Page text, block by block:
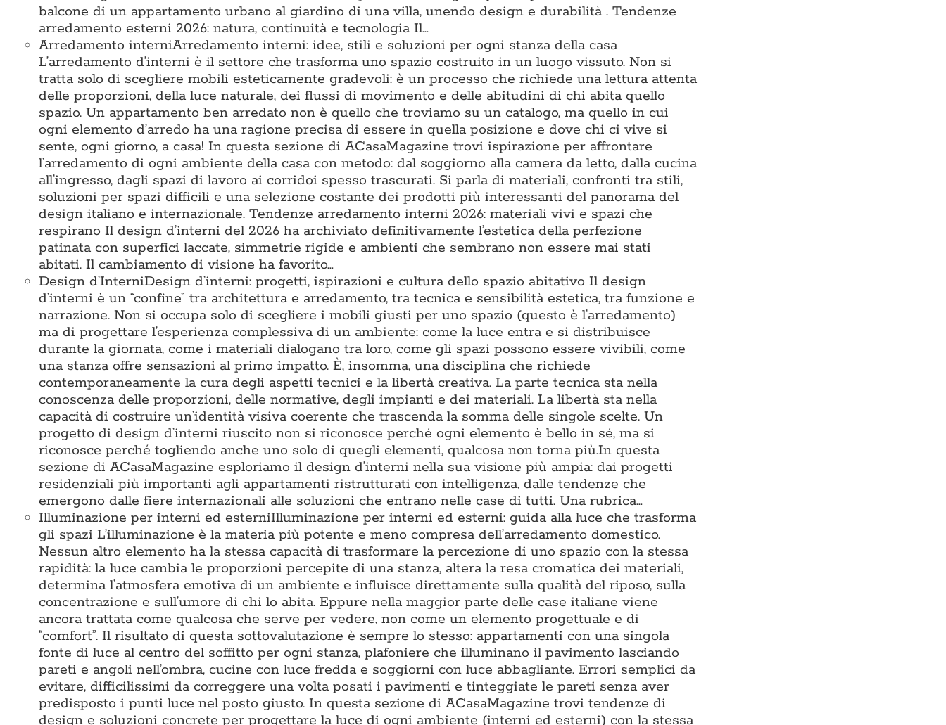
balcone di un appartamento urbano al giardino di una villa, unendo design e durabilità . Tendenze
arredamento esterni 2026: natura, continuità e tecnologia Il…
Arredamento interniArredamento interni: idee, stili e soluzioni per ogni stanza della casa
L’arredamento d’interni è il settore che trasforma uno spazio costruito in un luogo vissuto. Non si
tratta solo di scegliere mobili esteticamente gradevoli: è un processo che richiede una lettura attenta
delle proporzioni, della luce naturale, dei flussi di movimento e delle abitudini di chi abita quello
spazio. Un appartamento ben arredato non è quello che troviamo su un catalogo, ma quello in cui
ogni elemento d’arredo ha una ragione precisa di essere in quella posizione e dove chi ci vive si
sente, ogni giorno, a casa! In questa sezione di ACasaMagazine trovi ispirazione per affrontare
l’arredamento di ogni ambiente della casa con metodo: dal soggiorno alla camera da letto, dalla cucina
all’ingresso, dagli spazi di lavoro ai corridoi spesso trascurati. Si parla di materiali, confronti tra stili,
soluzioni per spazi difficili e una selezione costante dei prodotti più interessanti del panorama del
design italiano e internazionale. Tendenze arredamento interni 2026: materiali vivi e spazi che
respirano Il design d’interni del 2026 ha archiviato definitivamente l’estetica della perfezione
patinata con superfici laccate, simmetrie rigide e ambienti che sembrano non essere mai stati
abitati. Il cambiamento di visione ha favorito…
Design d’InterniDesign d’interni: progetti, ispirazioni e cultura dello spazio abitativo Il design
d’interni è un “confine” tra architettura e arredamento, tra tecnica e sensibilità estetica, tra funzione e
narrazione. Non si occupa solo di scegliere i mobili giusti per uno spazio (questo è l’arredamento)
ma di progettare l’esperienza complessiva di un ambiente: come la luce entra e si distribuisce
durante la giornata, come i materiali dialogano tra loro, come gli spazi possono essere vivibili, come
una stanza offre sensazioni al primo impatto. È, insomma, una disciplina che richiede
contemporaneamente la cura degli aspetti tecnici e la libertà creativa. La parte tecnica sta nella
conoscenza delle proporzioni, delle normative, degli impianti e dei materiali. La libertà sta nella
capacità di costruire un’identità visiva coerente che trascenda la somma delle singole scelte. Un
progetto di design d’interni riuscito non si riconosce perché ogni elemento è bello in sé, ma si
riconosce perché togliendo anche uno solo di quegli elementi, qualcosa non torna più.In questa
sezione di ACasaMagazine esploriamo il design d’interni nella sua visione più ampia: dai progetti
residenziali più importanti agli appartamenti ristrutturati con intelligenza, dalle tendenze che
emergono dalle fiere internazionali alle soluzioni che entrano nelle case di tutti. Una rubrica…
Illuminazione per interni ed esterniIlluminazione per interni ed esterni: guida alla luce che trasforma
gli spazi L’illuminazione è la materia più potente e meno compresa dell’arredamento domestico.
Nessun altro elemento ha la stessa capacità di trasformare la percezione di uno spazio con la stessa
rapidità: la luce cambia le proporzioni percepite di una stanza, altera la resa cromatica dei materiali,
determina l’atmosfera emotiva di un ambiente e influisce direttamente sulla qualità del riposo, sulla
concentrazione e sull’umore di chi lo abita. Eppure nella maggior parte delle case italiane viene
ancora trattata come qualcosa che serve per vedere, non come un elemento progettuale e di
“comfort”. Il risultato di questa sottovalutazione è sempre lo stesso: appartamenti con una singola
fonte di luce al centro del soffitto per ogni stanza, plafoniere che illuminano il pavimento lasciando
pareti e angoli nell’ombra, cucine con luce fredda e soggiorni con luce abbagliante. Errori semplici da
evitare, difficilissimi da correggere una volta posati i pavimenti e tinteggiate le pareti senza aver
predisposto i punti luce nel posto giusto. In questa sezione di ACasaMagazine trovi tendenze di
design e soluzioni concrete per progettare la luce di ogni ambiente (interni ed esterni) con la stessa